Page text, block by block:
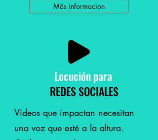
Más informacion
Locuciónpara
REDES SOCIALES
Videos que impactan necesitan
una voz que esté a la altura.